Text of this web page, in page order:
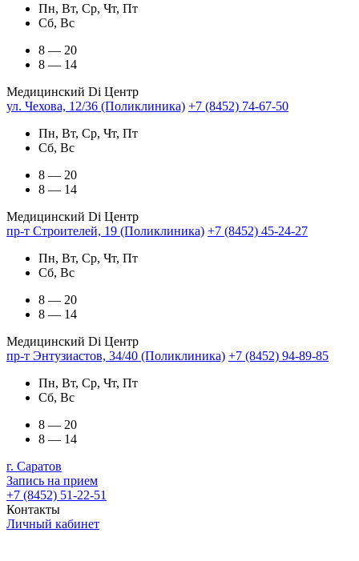
Пн, Вт, Ср, Чт, Пт
Сб, Вс
8 — 20
8 — 14
Медицинский Di Центр
ул. Чехова, 12/36 (Поликлиника) +7 (8452) 74-67-50
Пн, Вт, Ср, Чт, Пт
Сб, Вс
8 — 20
8 — 14
Медицинский Di Центр
пр-т Строителей, 19 (Поликлиника) +7 (8452) 45-24-27
Пн, Вт, Ср, Чт, Пт
Сб, Вс
8 — 20
8 — 14
Медицинский Di Центр
пр-т Энтузиастов, 34/40 (Поликлиника) +7 (8452) 94-89-85
Пн, Вт, Ср, Чт, Пт
Сб, Вс
8 — 20
8 — 14
г. Саратов
Запись на прием
+7 (8452) 51-22-51
Контакты
Личный кабинет